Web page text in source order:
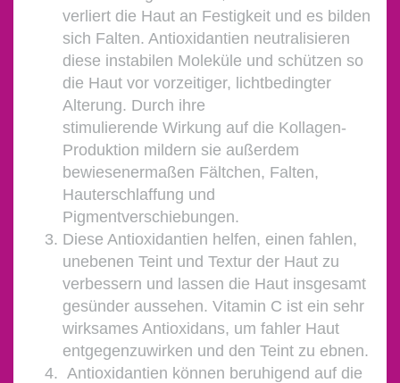
verliert die Haut an Festigkeit und es bilden
sich Falten. Antioxidantien neutralisieren
diese instabilen Moleküle und schützen so
die Haut vor vorzeitiger, lichtbedingter
Alterung. Durch ihre
stimulierende Wirkung auf die Kollagen-
Produktion mildern sie außerdem
bewiesenermaßen Fältchen, Falten,
Hauterschlaffung und
Pigmentverschiebungen.
Diese Antioxidantien helfen, einen fahlen,
unebenen Teint und Textur der Haut zu
verbessern und lassen die Haut insgesamt
gesünder aussehen. Vitamin C ist ein sehr
wirksames Antioxidans, um fahler Haut
entgegenzuwirken und den Teint zu ebnen.
Antioxidantien können beruhigend auf die